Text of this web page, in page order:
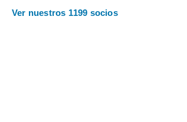
Ver nuestros 1199 socios